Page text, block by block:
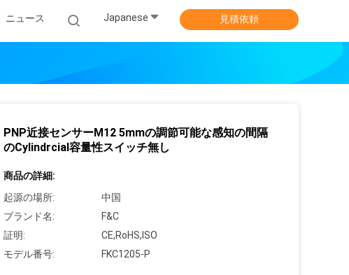
ニュース Japanese 見積依頼
PNP近接センサーM12 5mmの調節可能な感知の間隔
のCylindrcial容量性スイッチ無し
商品の詳細:
起源の場所:
中国
ブランド名:
F&C
証明:
CE,RoHS,ISO
モデル番号:
FKC1205-P